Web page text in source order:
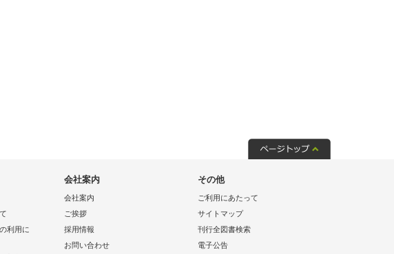
利用に
会社案内
会社案内
ご挨拶
採用情報
お問い合わせ
その他
ご利用にあたって
サイトマップ
刊行全図書検索
電子公告